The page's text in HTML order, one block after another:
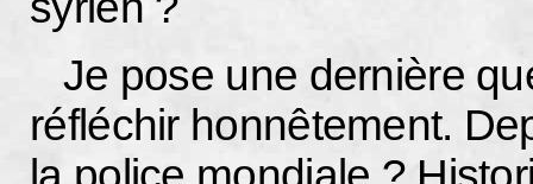
Je pose une dernière
réfléchir honnêtement.